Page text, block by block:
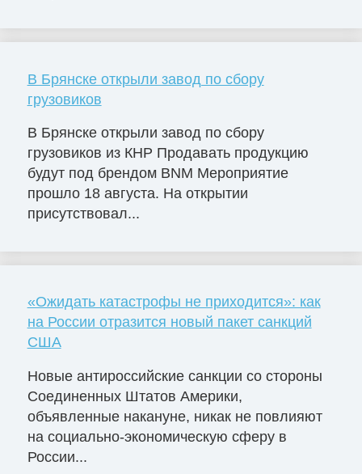
В Брянске открыли завод по сбору
грузовиков
В Брянске открыли завод по сбору
грузовиков из КНР Продавать продукцию
будут под брендом BNM Мероприятие
прошло 18 августа. На открытии
присутствовал...
«Ожидать катастрофы не приходится»: как
на России отразится новый пакет санкций
США
Новые антироссийские санкции со стороны
Соединенных Штатов Америки,
объявленные накануне, никак не повлияют
на социально-экономическую сферу в
России...